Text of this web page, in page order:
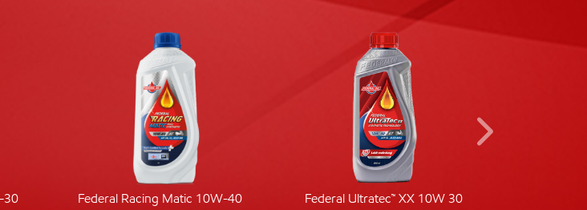
30 Federal Racing Matic 10W-40 Federal Ultratec™ XX 10W 30